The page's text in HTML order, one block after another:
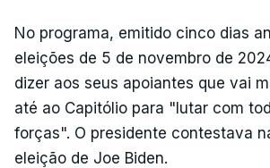
No programa, emitido cinco dias
eleições de 5 de novembro de
dizer aos seus apoiantes que vai
até ao Capitólio para "lutar com
forças". O presidente contestava
eleição de Joe Biden.